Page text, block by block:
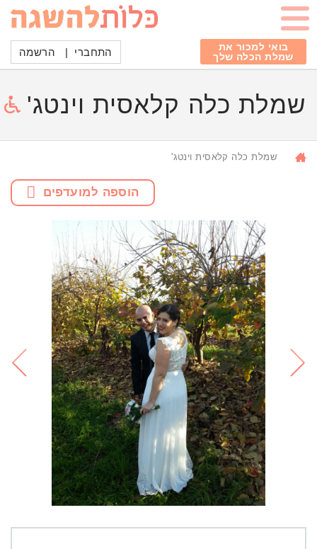
בואי למכור את
שמלת הכלה שלך
התחברי | הרשמה
שמלת כלה קלאסית וינטג'
שמלת כלה קלאסית וינטג'
הוספה למועדפים